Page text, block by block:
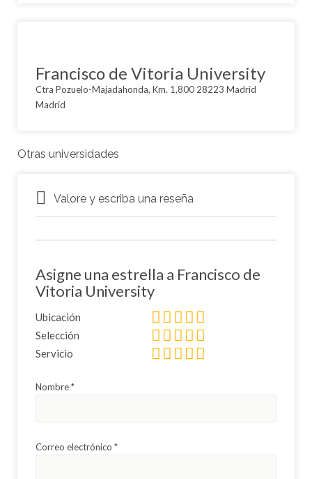
Francisco de Vitoria University
Ctra Pozuelo-Majadahonda, Km. 1,800 28223 Madrid
Madrid
Otras universidades
Valore y escriba una reseña
Asigne una estrella a Francisco de
Vitoria University
Ubicación
Selección
Servicio
Nombre*
Correo electrónico *